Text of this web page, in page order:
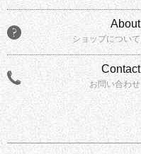
About
ショップについて
Contact
お問い合わせ